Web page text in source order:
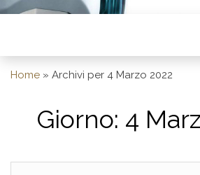
Home » Archivi per 4 Marzo 2022
Giorno: 4